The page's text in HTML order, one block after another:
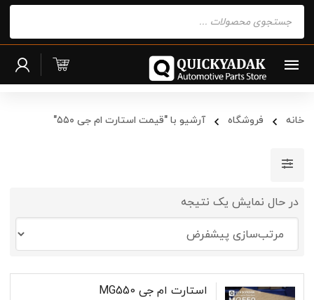
search
خانه فروشگاه آرشیو با "قیمت استارت ام جی ۵۵۰"
در حال نمایش یک نتیجه
استارت ام جی MG550